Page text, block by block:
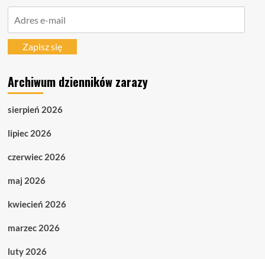
mailZapisz się
Archiwum dzienników zarazy
sierpień 2026
lipiec 2026
czerwiec 2026
maj 2026
kwiecień 2026
marzec 2026
luty 2026